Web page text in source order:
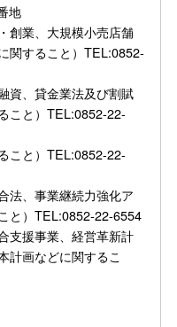
地
創業、大規模小売店舗
関すること）TEL:0852-
資、貸金業法及び割賦
こと）TEL:0852-22-
こと）TEL:0852-22-
法、事業継続力強化ア
と）TEL:0852-22-6554
支援事業、経営革新計
計画などに関するこ